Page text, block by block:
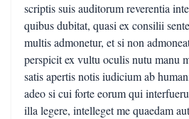
scriptis suis auditorum reverentia
quibus dubitat, quasi ex consilii
multis admonetur, et si non
perspicit ex vultu oculis nutu manu
satis apertis notis iudicium ab
adeo si cui forte eorum qui
illa legere, intelleget me quaedam